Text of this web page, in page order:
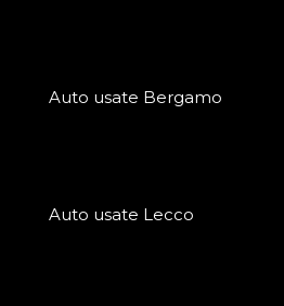
Auto usate Bergamo
Auto usate Lecco